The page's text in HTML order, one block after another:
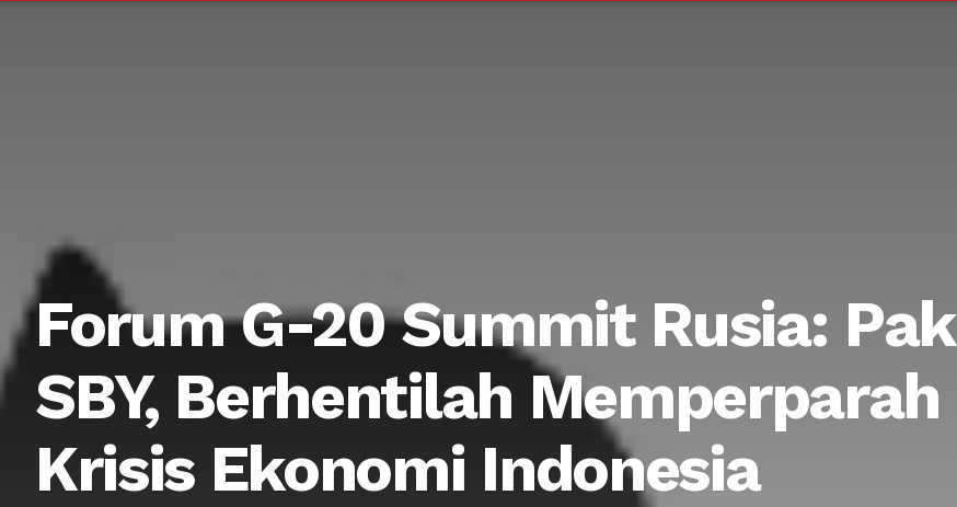
Forum G-20 Summit Rusia: Pak
SBY, Berhentilah Memperparah
Krisis Ekonomi Indonesia